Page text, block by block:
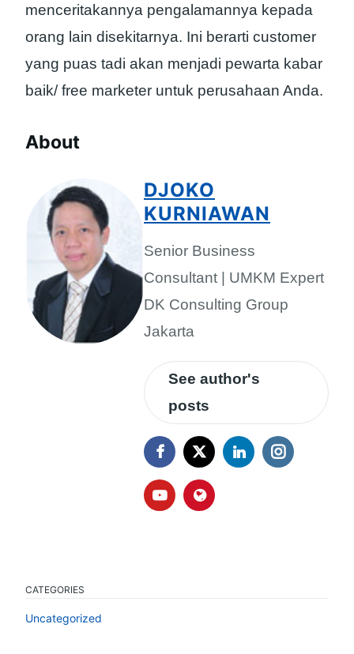
menceritakannya pengalamannya kepada
orang lain disekitarnya. Ini berarti customer
yang puas tadi akan menjadi pewarta kabar
baik/ free marketer untuk perusahaan Anda.
About
DJOKO
KURNIAWAN
Senior Business
Consultant | UMKM Expert
DK Consulting Group
Jakarta
See author's
posts
CATEGORIES
Uncategorized